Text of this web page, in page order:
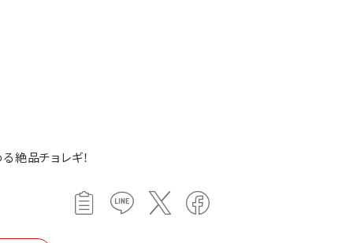
絶品チョレギ！